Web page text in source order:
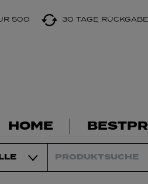
500 30 TAGE
HOME